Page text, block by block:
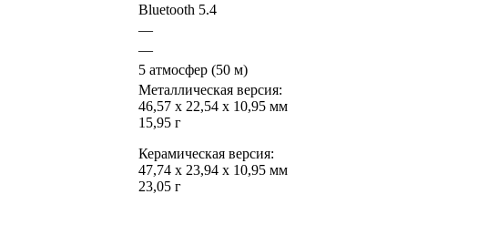
Bluetooth 5.4
—
—
5 атмосфер (50 м)
Металлическая версия:
46,57 х 22,54 х 10,95 мм
15,95 г
Керамическая версия:
47,74 х 23,94 х 10,95 мм
23,05 г